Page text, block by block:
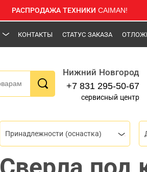
РАСПРОДАЖА ТЕХНИКИ CAIMAN!
КОНТАКТЫ СТАТУС ЗАКАЗА
Нижний Новгород
+7 831 295-50-67
сервисный центр
Принадлежности (оснастка)